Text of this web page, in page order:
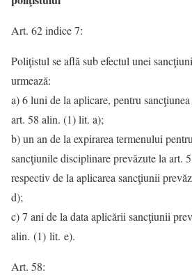
Art. 62 indice 7:
Poliţistul se află sub efectul unei
urmează:
a) 6 luni de la aplicare, pentru
art. 58 alin. (1) lit. a);
b) un an de la expirarea termenului
sancţiunile disciplinare prevăzute la art.
respectiv de la aplicarea sancţiunii
d);
c) 7 ani de la data aplicării sancţiunii
alin. (1) lit. e).
Art. 58: